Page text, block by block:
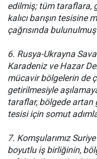
edilmiş; tüm taraflara,
kalıcı barışın
çağrısında
6. Rusya-Ukrayna
Karadeniz ve Hazar
mücavir bölgelerin de
getirilmesiyle
taraflar, bölgede artan
tesisi için somut
7. Komşularımız
boyutlu iş birliğinin,